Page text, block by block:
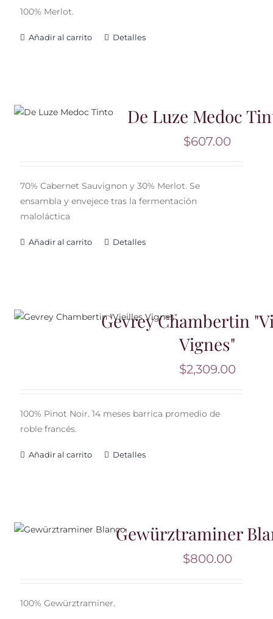
100% Merlot.
Añadir al carrito Detalles
De Luze Medoc
$607.00
70% Cabernet Sauvignon y 30% Merlot. Se
ensambla y envejece tras la fermentación
maloláctica
Añadir al carrito Detalles
Gevrey Chambertin
Vignes"
$2,309.00
100% Pinot Noir. 14 meses barrica promedio de
roble francés.
Añadir al carrito Detalles
Gewürztraminer
$800.00
100% Gewürztraminer.